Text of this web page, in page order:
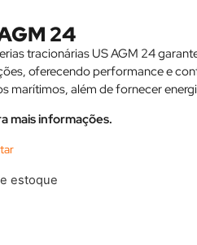
24
tracionárias US AGM 24
oferecendo performance e
marítimos, além de fornecer
mais informações.
estoque